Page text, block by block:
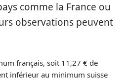
comme la France ou
observations peuvent
français, soit 11,27 € de
inférieur au minimum suisse